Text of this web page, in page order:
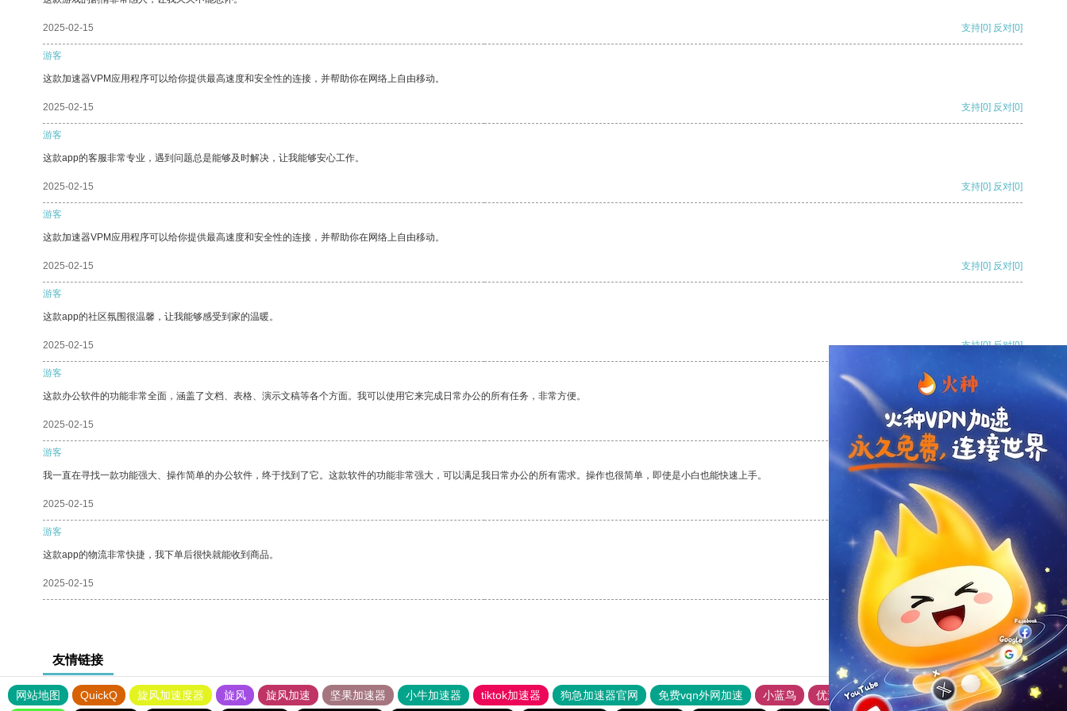
2025-02-15 支持[0] 反对[0]
游客
这款加速器VPM应用程序可以给你提供最高速度和安全性的连接，并帮助你在网络上自由移动。
2025-02-15 支持[0] 反对[0]
游客
这款app的客服非常专业，遇到问题总是能够及时解决，让我能够安心工作。
2025-02-15 支持[0] 反对[0]
游客
这款加速器VPM应用程序可以给你提供最高速度和安全性的连接，并帮助你在网络上自由移动。
2025-02-15 支持[0] 反对[0]
游客
这款app的社区氛围很温馨，让我能够感受到家的温暖。
2025-02-15 支持[0] 反对[0]
游客
这款办公软件的功能非常全面，涵盖了文档、表格、演示文稿等各个方面。我可以使用它来完成日常办公的所有任务，非常方便。
2025-02-15 支持[0] 反对
游客
我一直在寻找一款功能强大、操作简单的办公软件，终于找到了它。这款软件的功能非常强大，可以满足我日常办公的所有需求。操作也很简单，即使是小白也能快速上手。
2025-02-15 支持
游客
这款app的物流非常快捷，我下单后很快就能收到商品。
2025-02-15 支持 反对 [0]
友情链接
网站地图 QuickQ 旋风加速度器 旋风 旋风加速 坚果加速器 小牛加速器 tiktok加速器 狗急加速器官网 免费vqn外网加速 小蓝鸟 优途加速器官网 风驰加速器 旋风加速器